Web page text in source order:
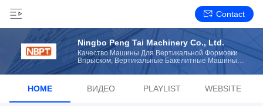
Contact
Ningbo Peng Tai Machinery Co., Ltd.
Качество Машины Для Вертикальной Формовки
Впрыском, Вертикальные Бакелитные Машины
Manufacturer From China
HOME ВИДЕО PLAYLIST WEBSITE